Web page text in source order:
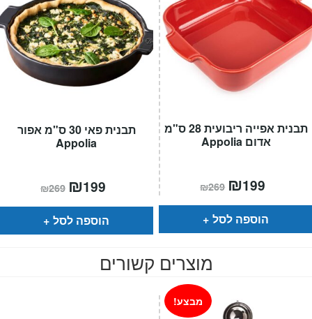
תבנית פאי 30 ס"מ אפור
Appolia
₪269 המחיר
המקורי
היה:
₪269.
₪199
הוא:
הוספה לסל
תבנית אפייה ריבועית 28 ס"מ
אדום Appolia
₪269 המחיר
המקורי
היה:
₪269.
₪199
הוא:
הוספה לסל
מוצרים קשורים
מבצע!